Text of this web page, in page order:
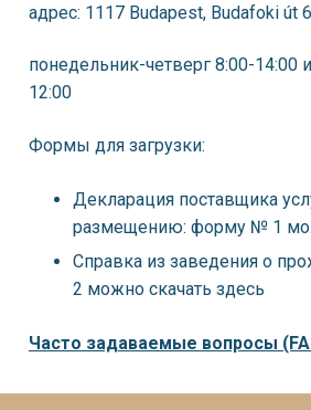
адрес: 1117 Budapest, Budafoki út
понедельник-четверг 8:00-14:00
12:00
Формы для загрузки:
Декларация поставщика
размещению: форму № 1
Справка из заведения о
2 можно скачать здесь
Часто задаваемые вопросы